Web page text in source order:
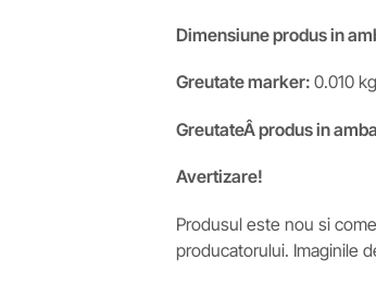
Dimensiune produs in
Greutate marker: 0.010 kg
GreutateÂprodus in
Avertizare!
Produsul este nou si
producatorului. Imaginile